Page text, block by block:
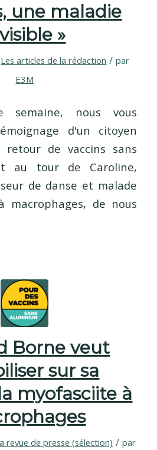
une maladie
»
Les articles de la rédaction / par
E3M
semaine, nous vous
d'un citoyen
retour de vaccins sans
au tour de Caroline,
de danse et malade
macrophages, de nous
Borne veut
sur sa
myofasciite à
revue de presse (sélection) / par